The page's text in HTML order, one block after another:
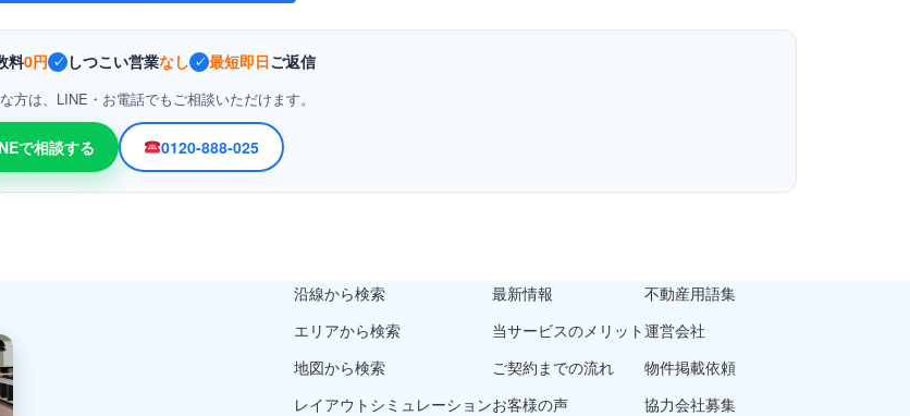
料0円 ✓ しつこい営業なし ✓ 最短即日ご返信
方は、LINE・お電話でもご相談いただけます。
で相談する 0120-888-025
沿線から検索
エリアから検索
地図から検索
レイアウトシミュレーション
最新情報
当サービスのメリット
ご契約までの流れ
お客様の声
不動産用語集
運営会社
物件掲載依頼
協力会社募集